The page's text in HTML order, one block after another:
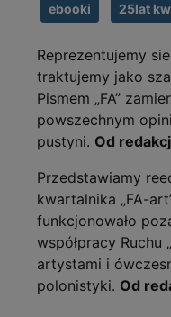
ebooki 25lat
Reprezentujemy
traktujemy jako
Pismem „FA”
powszechnym
pustyni. Od
Przedstawiamy
kwartalnika „FA-
funkcjonowało
współpracy Ruchu
artystami i
polonistyki. Od